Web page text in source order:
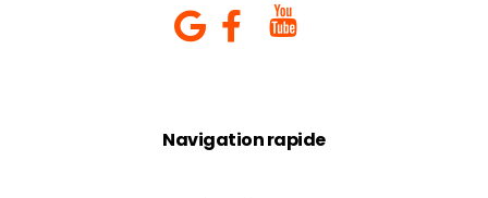
Navigation rapide